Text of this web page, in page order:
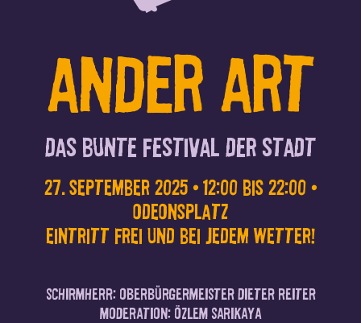
Ander Art
Das Bunte festival der Stadt
27. September 2025 • 12:00 bis 22:00 •
Odeonsplatz
Eintritt Frei und bei jedem Wetter!
Schirmherr: Oberbürgermeister Dieter Reiter
Moderation: Özlem Sarikaya